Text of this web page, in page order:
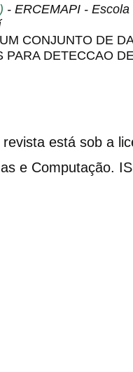
- ERCEMAPI -
CONJUNTO DE
PARA DETECCAO
revista está sob a
e Computação.